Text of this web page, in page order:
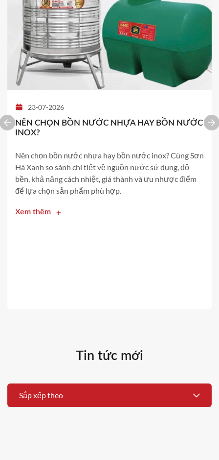
23-07-2026
NÊN CHỌN BỒN NƯỚC NHỰA HAY BỒN NƯỚC
INOX?
Nên chọn bồn nước nhựa hay bồn nước inox? Cùng Sơn
Hà Xanh so sánh chi tiết về nguồn nước sử dụng, độ
bền, khả năng cách nhiệt, giá thành và ưu nhược điểm
để lựa chọn sản phẩm phù hợp.
Xem thêm
Tin tức mới
Sắp xếp theo